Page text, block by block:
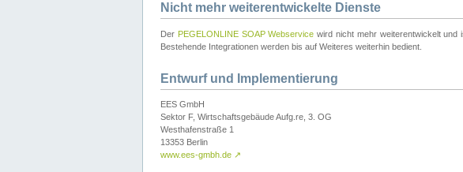
Nicht mehr weiterentwickelte Dienste
Der PEGELONLINE SOAP Webservice wird nicht mehr weiterentwickelt und
Bestehende Integrationen werden bis auf Weiteres weiterhin bedient.
Entwurf und Implementierung
EES GmbH
Sektor F, Wirtschaftsgebäude Aufg.re, 3. OG
Westhafenstraße 1
13353 Berlin
www.ees-gmbh.de ↗